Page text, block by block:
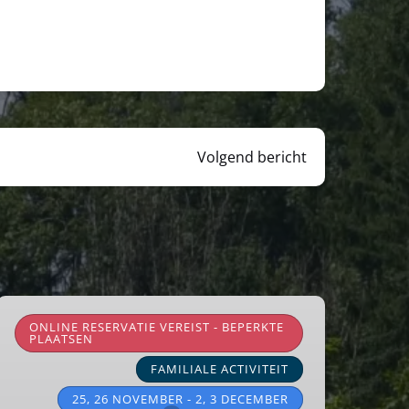
Volgend bericht
ONLINE RESERVATIE VEREIST - BEPERKTE
PLAATSEN
FAMILIALE ACTIVITEIT
25, 26 NOVEMBER - 2, 3 DECEMBER